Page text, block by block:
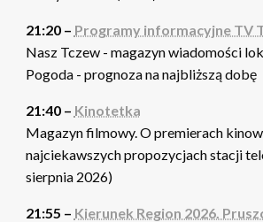
21:20 – Programy informacyjne TV
Nasz Tczew - magazyn wiadomości
Pogoda - prognoza na najbliższą dobę
21:40 – Kinotetka
Magazyn filmowy. O premierach
najciekawszych propozycjach stacji
sierpnia 2026)
21:55 – Kierunek Region 2026.